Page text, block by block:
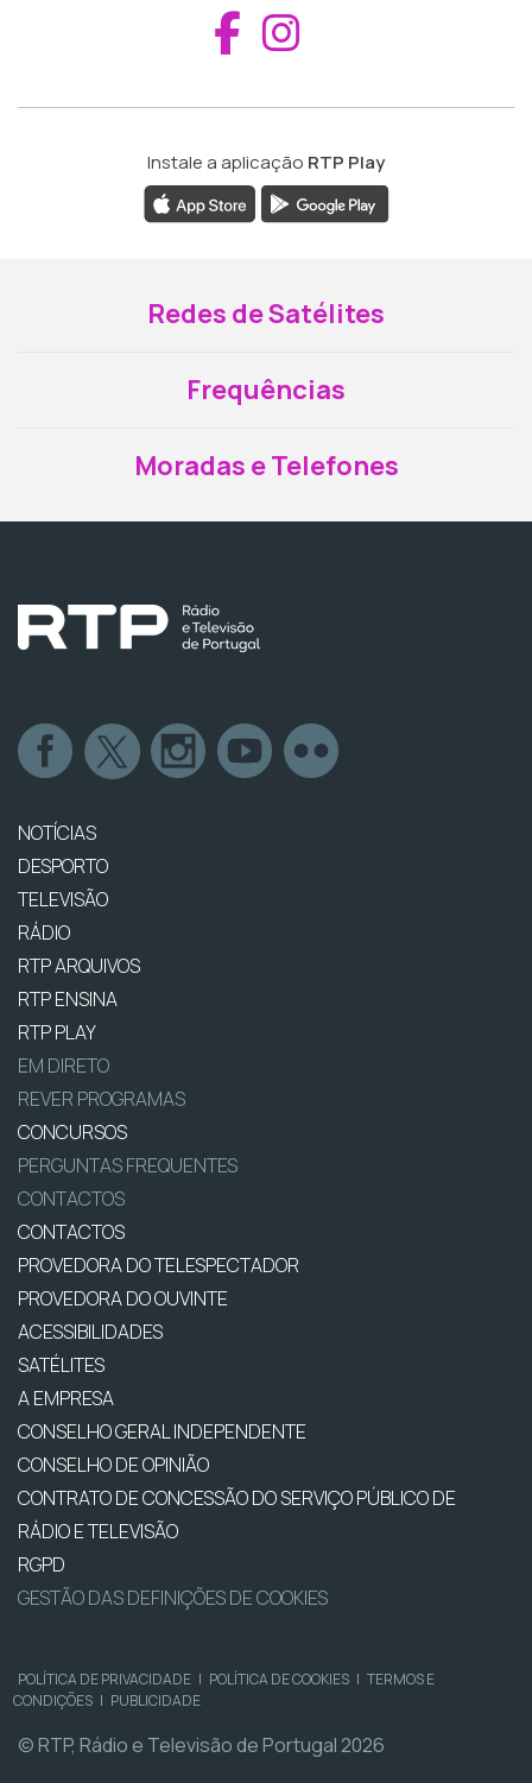
Aceder ao
Instale a aplicação RTP Play
Redes de Satélites
Frequências
Moradas e Telefones
NOTÍCIAS
DESPORTO
TELEVISÃO
RÁDIO
RTP ARQUIVOS
RTP ENSINA
RTP PLAY
EM DIRETO
REVER PROGRAMAS
CONCURSOS
PERGUNTAS FREQUENTES
CONTACTOS
CONTACTOS
PROVEDORA DO TELESPECTADOR
PROVEDORA DO OUVINTE
ACESSIBILIDADES
SATÉLITES
A EMPRESA
CONSELHO GERAL INDEPENDENTE
CONSELHO DE OPINIÃO
CONTRATO DE CONCESSÃO DO SERVIÇO PÚBLICO DE
RÁDIO E TELEVISÃO
RGPD
GESTÃO DAS DEFINIÇÕES DE COOKIES
POLÍTICA DE PRIVACIDADE | POLÍTICA DE COOKIES | TERMOS E
CONDIÇÕES | PUBLICIDADE
© RTP, Rádio e Televisão de Portugal 2026